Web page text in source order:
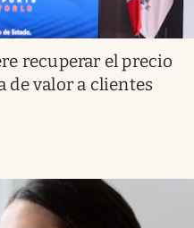
recuperar el precio
de valor a clientes